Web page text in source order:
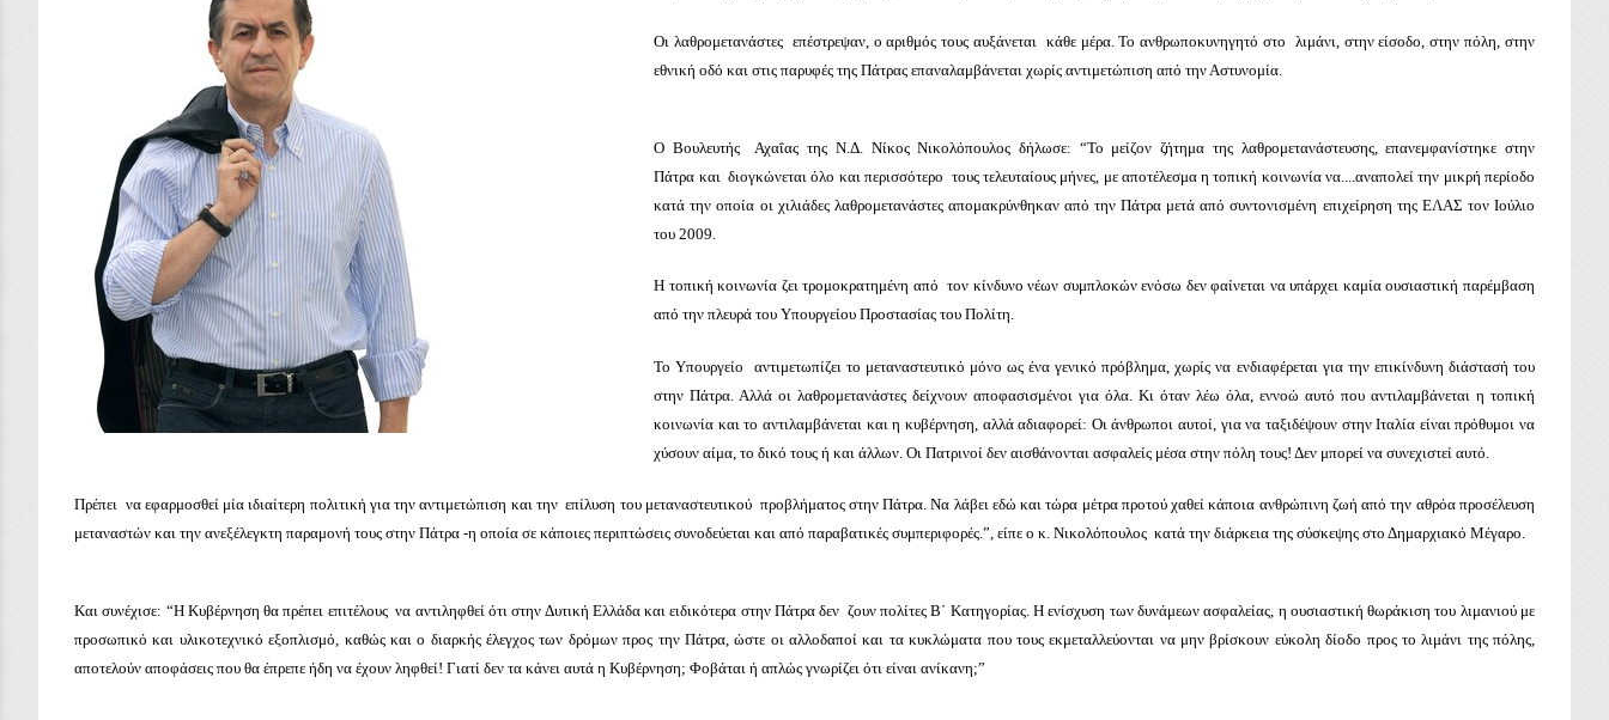
Οι λαθρομετανάστες επέστρεψαν, ο αριθμός τους αυξάνεται κάθε μέρα. Το ανθρωποκυνηγητό στο λιμάνι, στην είσοδο, στην πόλη, στην
εθνική οδό και στις παρυφές της Πάτρας επαναλαμβάνεται χωρίς αντιμετώπιση από την Αστυνομία.
Ο Βουλευτής Αχαΐας της Ν.Δ. Νίκος Νικολόπουλος δήλωσε: “Το μείζον ζήτημα της λαθρομετανάστευσης, επανεμφανίστηκε στην
Πάτρα και διογκώνεται όλο και περισσότερο τους τελευταίους μήνες, με αποτέλεσμα η τοπική κοινωνία να....αναπολεί την μικρή περίοδο
κατά την οποία οι χιλιάδες λαθρομετανάστες απομακρύνθηκαν από την Πάτρα μετά από συντονισμένη επιχείρηση της ΕΛΑΣ τον Ιούλιο
του 2009.
Η τοπική κοινωνία ζει τρομοκρατημένη από τον κίνδυνο νέων συμπλοκών ενόσω δεν φαίνεται να υπάρχει καμία ουσιαστική παρέμβαση
από την πλευρά του Υπουργείου Προστασίας του Πολίτη.
Το Υπουργείο αντιμετωπίζει το μεταναστευτικό μόνο ως ένα γενικό πρόβλημα, χωρίς να ενδιαφέρεται για την επικίνδυνη διάστασή του
στην Πάτρα. Αλλά οι λαθρομετανάστες δείχνουν αποφασισμένοι για όλα. Κι όταν λέω όλα, εννοώ αυτό που αντιλαμβάνεται η τοπική
κοινωνία και το αντιλαμβάνεται και η κυβέρνηση, αλλά αδιαφορεί: Οι άνθρωποι αυτοί, για να ταξιδέψουν στην Ιταλία είναι πρόθυμοι να
χύσουν αίμα, το δικό τους ή και άλλων. Οι Πατρινοί δεν αισθάνονται ασφαλείς μέσα στην πόλη τους! Δεν μπορεί να συνεχιστεί αυτό.
Πρέπει να εφαρμοσθεί μία ιδιαίτερη πολιτική για την αντιμετώπιση και την επίλυση του μεταναστευτικού προβλήματος στην Πάτρα. Να λάβει εδώ και τώρα μέτρα προτού χαθεί κάποια ανθρώπινη ζωή από την αθρόα προσέλευση
μεταναστών και την ανεξέλεγκτη παραμονή τους στην Πάτρα -η οποία σε κάποιες περιπτώσεις συνοδεύεται και από παραβατικές συμπεριφορές.”, είπε ο κ. Νικολόπουλος κατά την διάρκεια της σύσκεψης στο Δημαρχιακό Μέγαρο.
Και συνέχισε: “Η Κυβέρνηση θα πρέπει επιτέλους να αντιληφθεί ότι στην Δυτική Ελλάδα και ειδικότερα στην Πάτρα δεν ζουν πολίτες Β΄ Κατηγορίας. Η ενίσχυση των δυνάμεων ασφαλείας, η ουσιαστική θωράκιση του λιμανιού με
προσωπικό και υλικοτεχνικό εξοπλισμό, καθώς και ο διαρκής έλεγχος των δρόμων προς την Πάτρα, ώστε οι αλλοδαποί και τα κυκλώματα που τους εκμεταλλεύονται να μην βρίσκουν εύκολη δίοδο προς το λιμάνι της πόλης,
αποτελούν αποφάσεις που θα έπρεπε ήδη να έχουν ληφθεί! Γιατί δεν τα κάνει αυτά η Κυβέρνηση; Φοβάται ή απλώς γνωρίζει ότι είναι ανίκανη;”